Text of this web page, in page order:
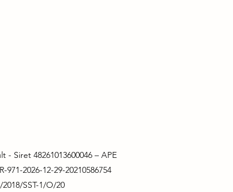
Siret 48261013600046 – APE
2026-12-29-20210586754
SST-1/O/20